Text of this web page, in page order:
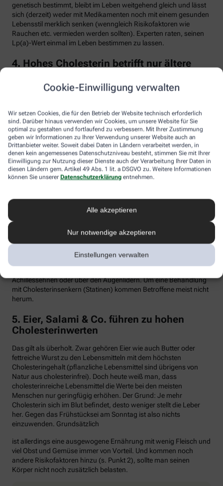
Cookie-Einwilligung verwalten
Wir setzen Cookies, die für den Betrieb der Website technisch erforderlich
sind. Darüber hinaus verwenden wir Cookies, um unsere Website für Sie
optimal zu gestalten und fortlaufend zu verbessern. Mit Ihrer Zustimmung
geben wir Informationen zu Ihrer Verwendung unserer Website auch an
Drittanbieter weiter. Soweit dabei Daten in Ländern verarbeitet werden, in
denen kein angemessenes Datenschutzniveau besteht, stimmen Sie mit Ihrer
Einwilligung zur Nutzung dieser Dienste auch der Verarbeitung Ihrer Daten in
diesen Ländern gem. Artikel 49 Abs. 1 lit. a DSGVO zu. Weitere Informationen
können Sie unserer Datenschutzerklärung entnehmen.
Alle akzeptieren
Nur notwendige akzeptieren
Einstellungen verwalten
genetisch bestimmt, bleibt im Leben weitgehend gleich und lässt
sich (derzeit) weder mit Medikamenten noch mit einem gesunden
Lebensstil merklich senken (wenngleich Risikofaktoren wie
Rauchen etc. vermieden werden sollten). Experten raten, seinen
Lp(a)-Wert einmal im Leben bestimmen zu lassen.
4. Hohes Cholesterin betrifft nur ältere
Falsch. Zwar steigt das Risiko für erhöhte Cholesterinwerte mit
Hypercholesterinämie (FH) haben jedoch schon von Geburt an
erhöhte Blutfettwerte. Bei der erblich bedingten
Stoffwechselerkrankung sammelt sich durch einen Gendefekt
sehr viel LDL-Cholesterin im Blut an (über 190 bis 500 mg/dl) und
lagert sich an den Wänden der Arterien und Venen ab. Betroffene
entwickeln oft schon im jungen Erwachsenenalter eine
Arteriosklerose.
bis zur Menopause durch Hormone besser geschützt, bei ihnen
sind es rund 30 Prozent bis zum Alter von 60 Jahren. Die familiäre
Hypercholesterinämie kommt bei etwa einer von 300 Personen
vor. Sind in der Familie Fälle von frühen Herzinfarkten, Stents oder
Bypass-Operationen bekannt, sollte man sein Cholesterin
dringend überprüfen lassen. Anzeichen können auch gelbliche
Achillessehnen oder über den Augenlidern. Um eine Behandlung
mit Cholesterinsenkern (Statinen) kommen Betroffene meist nicht
herum.
5. Eier, Salami & Co. führen zu hohen
Cholesterinwerten
Das gilt als überholt. Zwar gehören Eier wie auch Butter oder
fettreiche Wurst zu den Lebensmitteln mit dem höchsten
Cholesteringehalt (pflanzliche Lebensmittel sind übrigens von
Natur aus cholesterinfrei). Doch heute weiß man, dass
cholesterinreiche Lebensmittel die Werte bei den meisten
Menschen nur geringfügig erhöhen. Der Grund: Je mehr
Cholesterin sich im Blut befindet, desto weniger stellt die Leber
her. Gegen das Frühstücksei am Sonntag ist also nichts
einzuwenden. Grundsätzlich
ist allerdings eine ausgewogene Ernährung mit wenig Fleisch und
viel Obst und Gemüse immer von Vorteil. Und kommen noch
andere Risikofaktoren hinzu (s. Punkt 2), sollte man seinen
Körper nicht noch zusätzlich belasten.